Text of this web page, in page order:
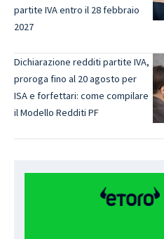
partite IVA entro il 28 febbraio
2027
Dichiarazione redditi partite IVA,
proroga fino al 20 agosto per
ISA e forfettari: come compilare
il Modello Redditi PF